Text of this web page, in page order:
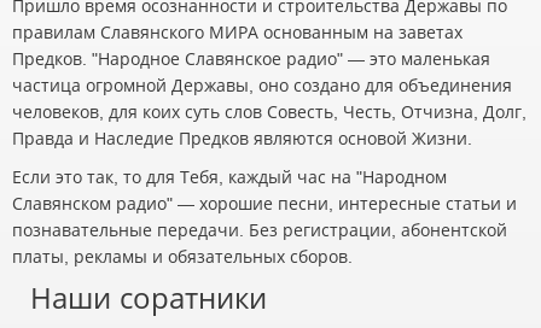
Пришло время осознанности и строительства Державы по
правилам Славянского МИРА основанным на заветах
Предков. "Народное Славянское радио" — это маленькая
частица огромной Державы, оно создано для объединения
человеков, для коих суть слов Совесть, Честь, Отчизна, Долг,
Правда и Наследие Предков являются основой Жизни.
Если это так, то для Тебя, каждый час на "Народном
Славянском радио" — хорошие песни, интересные статьи и
познавательные передачи. Без регистрации, абонентской
платы, рекламы и обязательных сборов.
Наши соратники